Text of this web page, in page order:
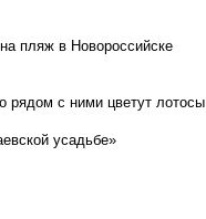
пляж в Новороссийске
рядом с ними цветут лотосы
усадьбе»